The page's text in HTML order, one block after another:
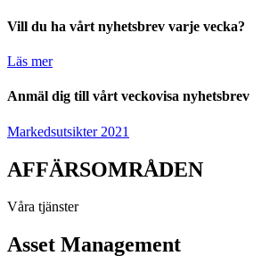
Vill du ha vårt nyhetsbrev varje vecka?
Läs mer
Anmäl dig till vårt veckovisa nyhetsbrev
Markedsutsikter 2021
AFFÄRSOMRÅDEN
Våra tjänster
Asset Management